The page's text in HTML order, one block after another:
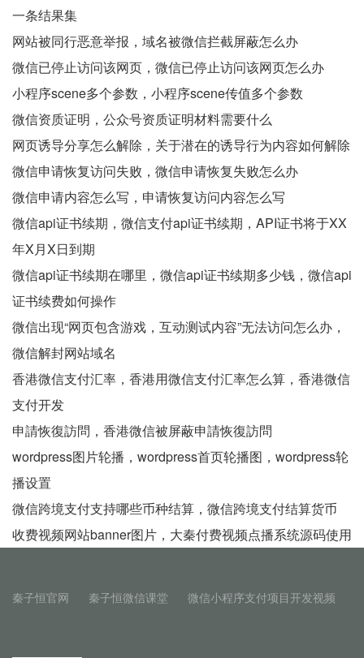
一条结果集
网站被同行恶意举报，域名被微信拦截屏蔽怎么办
微信已停止访问该网页，微信已停止访问该网页怎么办
小程序scene多个参数，小程序scene传值多个参数
微信资质证明，公众号资质证明材料需要什么
网页诱导分享怎么解除，关于潜在的诱导行为内容如何解除
微信申请恢复访问失败，微信申请恢复失败怎么办
微信申请内容怎么写，申请恢复访问内容怎么写
微信api证书续期，微信支付api证书续期，API证书将于XX
年X月X日到期
微信api证书续期在哪里，微信api证书续期多少钱，微信api
证书续费如何操作
微信出现“网页包含游戏，互动测试内容”无法访问怎么办，
微信解封网站域名
香港微信支付汇率，香港用微信支付汇率怎么算，香港微信
支付开发
申請恢復訪問，香港微信被屏蔽申請恢復訪問
wordpress图片轮播，wordpress首页轮播图，wordpress轮
播设置
微信跨境支付支持哪些币种结算，微信跨境支付结算货币
收费视频网站banner图片，大秦付费视频点播系统源码使用
秦子恒官网 秦子恒微信课堂 微信小程序支付项目开发视频